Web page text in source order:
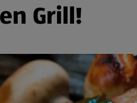
Grill!